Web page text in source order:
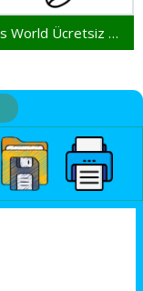
Dandy’s World Ücretsiz Çizim